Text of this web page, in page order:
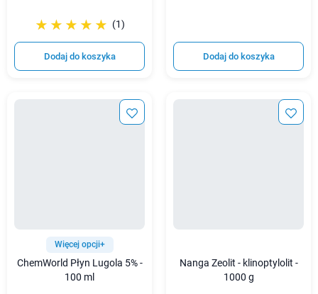
☆☆☆☆☆
★★★★★ (1)
Dodaj do koszyka Dodaj do koszyka
Więcej opcji+
ChemWorld Płyn Lugola 5% -
100 ml
Nanga Zeolit - klinoptylolit -
1000 g